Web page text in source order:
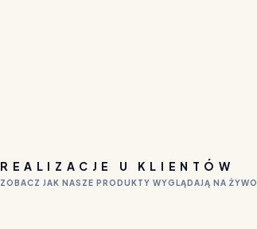
REALIZACJE U KLIENTÓW
ZOBACZ JAK NASZE PRODUKTY WYGLĄDAJĄ NA ŻYWO